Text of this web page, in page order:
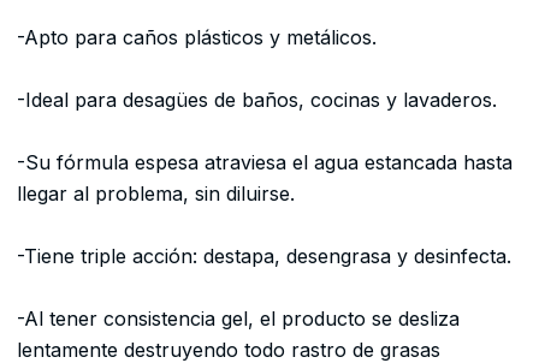
-Apto para caños plásticos y metálicos.
-Ideal para desagües de baños, cocinas y lavaderos.
-Su fórmula espesa atraviesa el agua estancada hasta
llegar al problema, sin diluirse.
-Tiene triple acción: destapa, desengrasa y desinfecta.
-Al tener consistencia gel, el producto se desliza
lentamente destruyendo todo rastro de grasas